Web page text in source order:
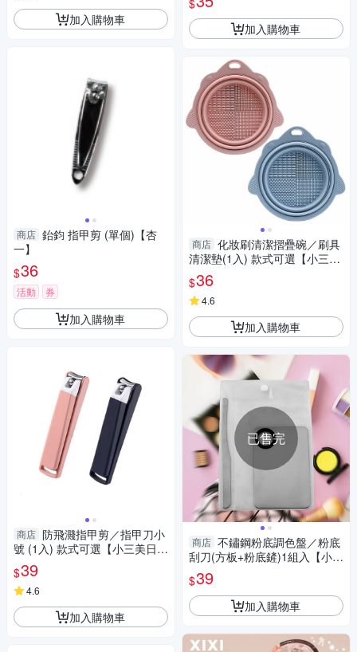
加入購物車
商店 鈶鈞 指甲剪 (單個)【杏
一】
$36
活動 券
加入購物車
商店 防飛濺指甲剪／指甲刀小
號 (1入) 款式可選【小三美日】
DS014959
$39
4.6
加入購物車
清潔
$
加入購物車
商店 化妝刷清潔摺疊碗／刷具
清潔墊(1入) 款式可選【小三美
日】 DS016672 底妝
$36
4.6
加入購物車
已售完
商店 不鏽鋼粉底調色盤／粉底
刮刀(方板+粉底鏟)1組入【小三
美日】 DS022130
$39
加入購物車